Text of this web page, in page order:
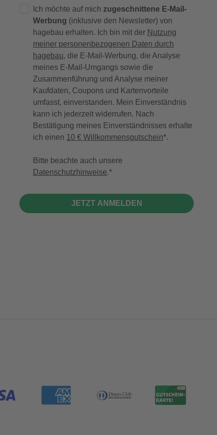
Ich möchte auf mich zugeschnittene E-Mail-
Werbung (inklusive den Newsletter) von
hagebau erhalten. Ich bin mit der Nutzung
meiner personenbezogenen Daten durch
hagebau, die E-Mail-Werbung, die Analyse
meines E-Mail-Umgangs sowie die
Zusammenführung und Analyse meiner
Kaufdaten, Coupons und Kartenvorteile
umfasst, einverstanden. Mein Einverständnis
kann ich jederzeit widerrufen. Nach
Bestätigung meines Einverständnisses erhalte
ich einen 10 € Willkommensgutschein*.
Bitte beachte auch unsere
Datenschutzhinweise.
JETZT ANMELDEN